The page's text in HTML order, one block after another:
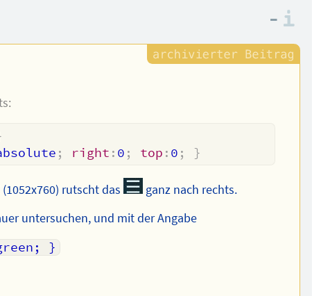
–
; right : 0 ; top : 0 ; }
rutscht das
ganz nach rechts.
untersuchen, und mit der Angabe
}